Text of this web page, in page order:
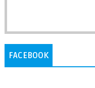
FACEBOOK